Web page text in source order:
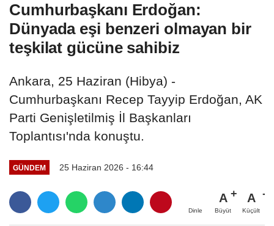
Cumhurbaşkanı Erdoğan:
Dünyada eşi benzeri olmayan bir
teşkilat gücüne sahibiz
Ankara, 25 Haziran (Hibya) -
Cumhurbaşkanı Recep Tayyip Erdoğan, AK
Parti Genişletilmiş İl Başkanları
Toplantısı'nda konuştu.
GÜNDEM 25 Haziran 2026 - 16:44
Dinle
A
Büyüt
A
Küçült